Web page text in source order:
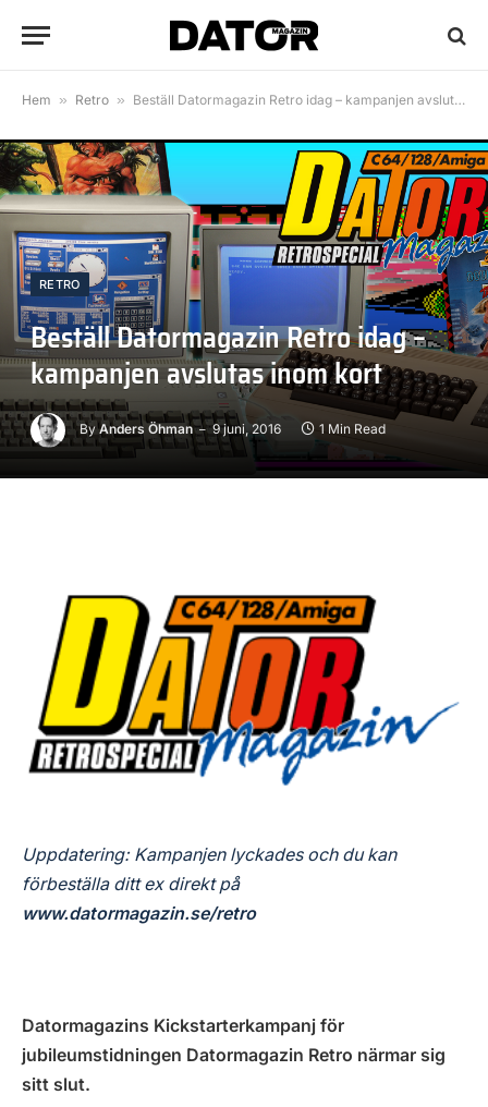
Hem » Retro » Beställ Datormagazin Retro idag – kampanjen avslutas inom kort
RETRO
Beställ Datormagazin Retro idag –
kampanjen avslutas inom kort
By Anders Öhman 9 juni, 2016 1 Min Read
Uppdatering: Kampanjen lyckades och du kan
förbeställa ditt ex direkt på
www.datormagazin.se/retro
Datormagazins Kickstarterkampanj för
jubileumstidningen Datormagazin Retro närmar sig
sitt slut.